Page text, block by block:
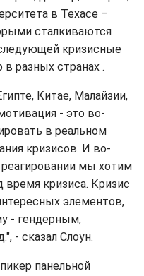
в Техасе –
сталкиваются
кризисные
разных странах .
Китае, Малайзии,
- это во-
в реальном
кризисов. И во-
мы хотим
кризиса. Кризис
элементов,
- гендерным,
- сказал Слоун.
панельной